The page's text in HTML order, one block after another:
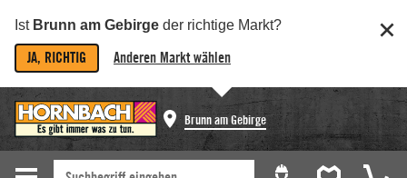
Ist Brunn am Gebirge der richtige Markt?
JA, RICHTIG Anderen Markt wählen
Brunn am Gebirge